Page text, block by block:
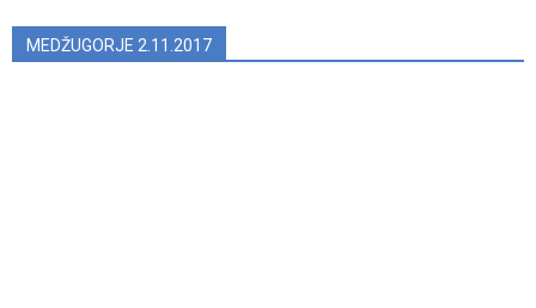
MEDŽUGORJE 2.11.2017